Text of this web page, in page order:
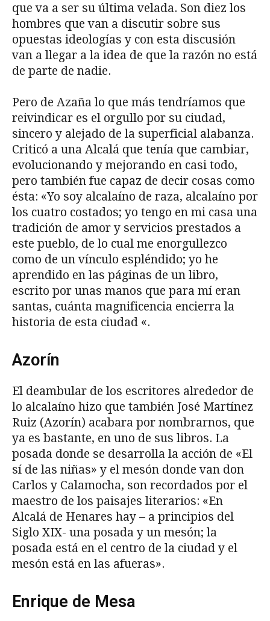
que va a ser su última velada. Son diez los
hombres que van a discutir sobre sus
opuestas ideologías y con esta discusión
van a llegar a la idea de que la razón no está
de parte de nadie.
Pero de Azaña lo que más tendríamos que
reivindicar es el orgullo por su ciudad,
sincero y alejado de la superficial alabanza.
Criticó a una Alcalá que tenía que cambiar,
evolucionando y mejorando en casi todo,
pero también fue capaz de decir cosas como
ésta: «Yo soy alcalaíno de raza, alcalaíno por
los cuatro costados; yo tengo en mi casa una
tradición de amor y servicios prestados a
este pueblo, de lo cual me enorgullezco
como de un vínculo espléndido; yo he
aprendido en las páginas de un libro,
escrito por unas manos que para mí eran
santas, cuánta magnificencia encierra la
historia de esta ciudad «.
Azorín
El deambular de los escritores alrededor de
lo alcalaíno hizo que también José Martínez
Ruiz (Azorín) acabara por nombrarnos, que
ya es bastante, en uno de sus libros. La
posada donde se desarrolla la acción de «El
sí de las niñas» y el mesón donde van don
Carlos y Calamocha, son recordados por el
maestro de los paisajes literarios: «En
Alcalá de Henares hay – a principios del
Siglo XIX- una posada y un mesón; la
posada está en el centro de la ciudad y el
mesón está en las afueras».
Enrique de Mesa